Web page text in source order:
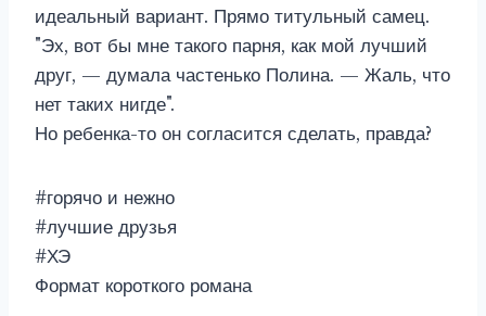
идеальный вариант. Прямо титульный самец.
"Эх, вот бы мне такого парня, как мой лучший
друг, — думала частенько Полина. — Жаль, что
нет таких нигде".
Но ребенка-то он согласится сделать, правда?
#горячо и нежно
#лучшие друзья
#ХЭ
Формат короткого романа